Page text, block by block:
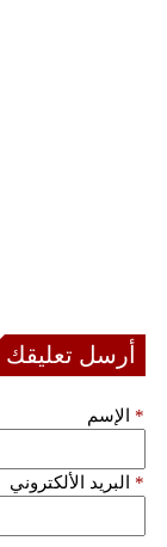
أرسل تعليقك
الإسم *
البريد الألكتروني *